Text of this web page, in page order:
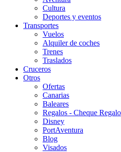
Cultura
Deportes y eventos
Transportes
Vuelos
Alquiler de coches
Trenes
Traslados
Cruceros
Otros
Ofertas
Canarias
Baleares
Regalos - Cheque Regalo
Disney
PortAventura
Blog
Visados